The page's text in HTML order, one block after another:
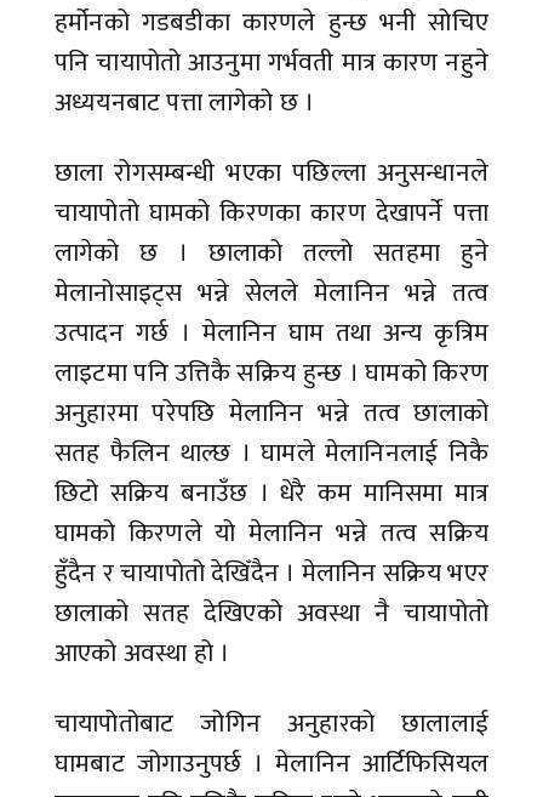
हर्मोनको गडबडीका कारणले हुन्छ भनी सोचिए
पनि चायापोतो आउनुमा गर्भवती मात्र कारण नहुने
अध्ययनबाट पत्ता लागेको छ ।
छाला रोगसम्बन्धी भएका पछिल्ला अनुसन्धानले
चायापोतो घामको किरणका कारण देखापर्ने पत्ता
लागेको छ । छालाको तल्लो सतहमा हुने
मेलानोसाइट्स भन्ने सेलले मेलानिन भन्ने तत्व
उत्पादन गर्छ । मेलानिन घाम तथा अन्य कृत्रिम
लाइटमा पनि उत्तिकै सक्रिय हुन्छ । घामको किरण
अनुहारमा परेपछि मेलानिन भन्ने तत्व छालाको
सतह फैलिन थाल्छ । घामले मेलानिनलाई निकै
छिटो सक्रिय बनाउँछ । धेरै कम मानिसमा मात्र
घामको किरणले यो मेलानिन भन्ने तत्व सक्रिय
हुँदैन र चायापोतो देखिँदैन । मेलानिन सक्रिय भएर
छालाको सतह देखिएको अवस्था नै चायापोतो
आएको अवस्था हो ।
चायापोतोबाट जोगिन अनुहारको छालालाई
घामबाट जोगाउनुपर्छ । मेलानिन आर्टिफिसियल